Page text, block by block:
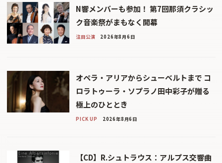
N響メンバーも参加！ 第7回那須クラシッ
ク音楽祭がまもなく開幕
注目公演 2026年8月6日
オペラ・アリアからシューベルトまで コ
ロラトゥーラ・ソプラノ田中彩子が贈る
極上のひととき
PICK UP 2026年8月6日
【CD】R.シュトラウス：アルプス交響曲